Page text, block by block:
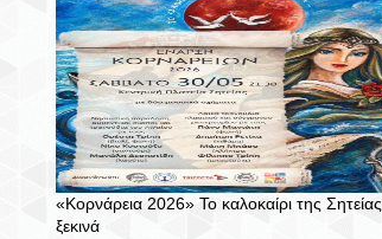
«Κορνάρεια 2026» Το καλοκαίρι της Σητείας
ξεκινά